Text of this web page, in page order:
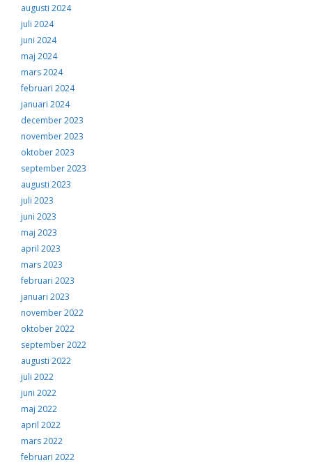
augusti 2024
juli 2024
juni 2024
maj 2024
mars 2024
februari 2024
januari 2024
december 2023
november 2023
oktober 2023
september 2023
augusti 2023
juli 2023
juni 2023
maj 2023
april 2023
mars 2023
februari 2023
januari 2023
november 2022
oktober 2022
september 2022
augusti 2022
juli 2022
juni 2022
maj 2022
april 2022
mars 2022
februari 2022